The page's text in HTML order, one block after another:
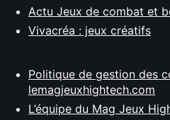
Actu Jeux de combat et
Vivacréa : jeux créatifs
Politique de gestion des
lemagjeuxhightech.com
L’équipe du Mag Jeux